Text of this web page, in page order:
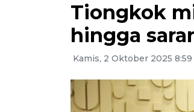
Tiongkok
hingga
Kamis, 2 Oktober 2025